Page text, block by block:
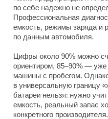
по себе надежно не
Профессиональная
емкость, режимы заряда и
по данным автомобиля.
Цифры около 90% можно
ориентиром, 85–90% —
машины с пробегом.
в универсальную границу
батареи нельзя: нужно
емкость, реальный запас
конкретного производителя.